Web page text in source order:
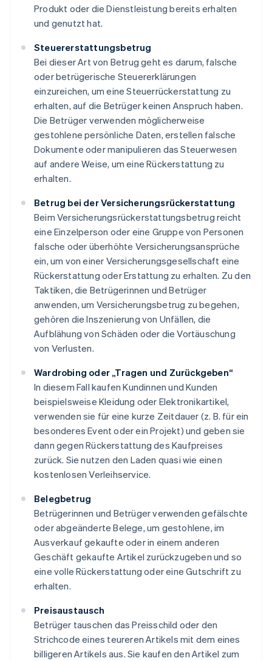
Produkt oder die Dienstleistung bereits erhalten
und genutzt hat.
Steuererstattungsbetrug
Bei dieser Art von Betrug geht es darum, falsche
oder betrügerische Steuererklärungen
einzureichen, um eine Steuerrückerstattung zu
erhalten, auf die Betrüger keinen Anspruch haben.
Die Betrüger verwenden möglicherweise
gestohlene persönliche Daten, erstellen falsche
Dokumente oder manipulieren das Steuerwesen
auf andere Weise, um eine Rückerstattung zu
erhalten.
Betrug bei der Versicherungsrückerstattung
Beim Versicherungsrückerstattungsbetrug reicht
eine Einzelperson oder eine Gruppe von Personen
falsche oder überhöhte Versicherungsansprüche
ein, um von einer Versicherungsgesellschaft eine
Rückerstattung oder Erstattung zu erhalten. Zu den
Taktiken, die Betrügerinnen und Betrüger
anwenden, um Versicherungsbetrug zu begehen,
gehören die Inszenierung von Unfällen, die
Aufblähung von Schäden oder die Vortäuschung
von Verlusten.
Wardrobing oder „Tragen und Zurückgeben“
In diesem Fall kaufen Kundinnen und Kunden
beispielsweise Kleidung oder Elektronikartikel,
verwenden sie für eine kurze Zeitdauer (z. B. für ein
besonderes Event oder ein Projekt) und geben sie
dann gegen Rückerstattung des Kaufpreises
zurück. Sie nutzen den Laden quasi wie einen
kostenlosen Verleihservice.
Belegbetrug
Betrügerinnen und Betrüger verwenden gefälschte
oder abgeänderte Belege, um gestohlene, im
Ausverkauf gekaufte oder in einem anderen
Geschäft gekaufte Artikel zurückzugeben und so
eine volle Rückerstattung oder eine Gutschrift zu
erhalten.
Preisaustausch
Betrüger tauschen das Preisschild oder den
Strichcode eines teureren Artikels mit dem eines
billigeren Artikels aus. Sie kaufen den Artikel zum